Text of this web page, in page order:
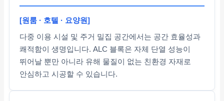
[원룸 · 호텔 · 요양원]
다중 이용 시설 및 주거 밀집 공간에서는 공간 효율성과
쾌적함이 생명입니다. ALC 블록은 자체 단열 성능이
뛰어날 뿐만 아니라 유해 물질이 없는 친환경 자재로
안심하고 시공할 수 있습니다.